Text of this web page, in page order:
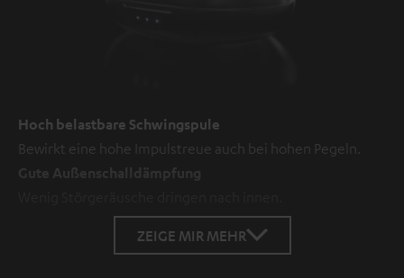
Hoch belastbare Schwingspule
Bewirkt eine hohe Impulstreue auch bei hohen Pegeln.
Gute Außenschalldämpfung
ZEIGE MIR MEHR